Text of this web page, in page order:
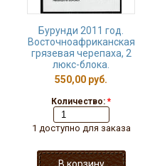
Бурунди 2011 год.
Восточноафриканская
грязевая черепаха, 2
люкс-блока.
550,00 руб.
Количество: *
1 доступно для заказа